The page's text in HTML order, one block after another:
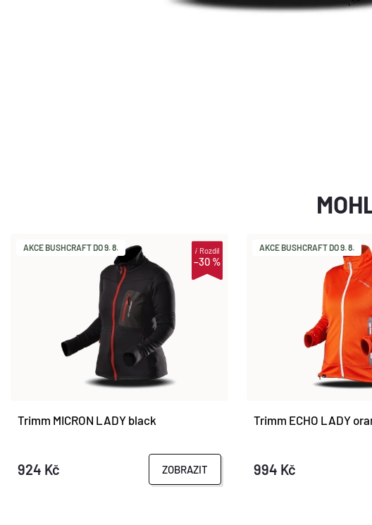
AKCE BUSHCRAFT DO 9. 8.
–30 %
iRozdíl
Trimm MICRON LADY black
924 Kč ZOBRAZIT
AKCE BUSHCRAFT DO 9. 8.
Trimm ECHO LADY
994 Kč